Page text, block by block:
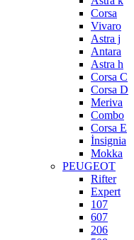
Corsa
Vivaro
Astra j
Antara
Astra h
Corsa C
Corsa D
Meriva
Combo
Corsa E
İnsignia
Mokka
PEUGEOT
Rifter
Expert
107
607
206